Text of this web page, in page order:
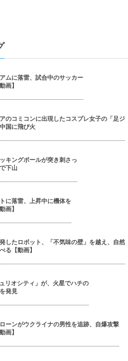
ムに落雷、試合中のサッカー
画】
のコミコンに出現したコスプレ女子の「足ジ
国に飛び火
キングポールが突き刺さっ
下山
に落雷、上昇中に機体を
画】
したロボット、「不気味の壁」を越え、自然
る【動画】
リオシティ」が、火星でハチの
発見
ーンがウクライナの男性を追跡、自爆攻撃
画】